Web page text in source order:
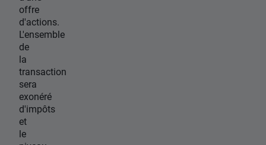
offre
d'actions.
L'ensemble
de
la
transaction
sera
exonéré
d'impôts
et
le